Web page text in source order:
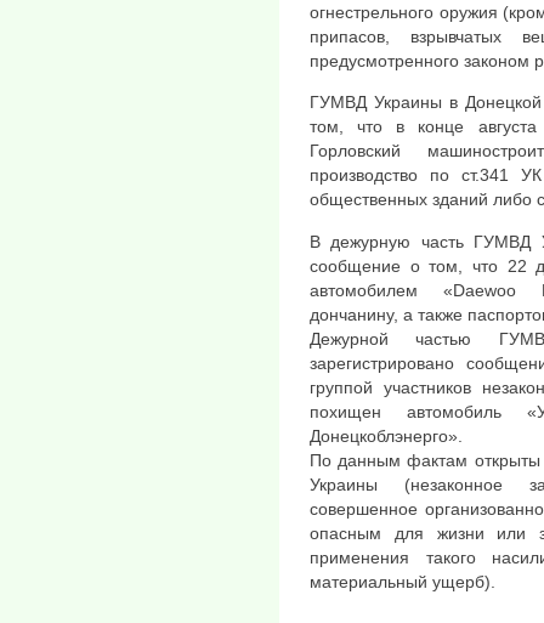
огнестрельного оружия
припасов, взрывчатых
предусмотренного законом
ГУМВД Украины в Донецкой
том, что в конце августа
Горловский
производство по ст.341
общественных зданий либо
В дежурную часть ГУМВД
сообщение о том, что 22
автомобилем «Daewoo
дончанину, а также
Дежурной частью
зарегистрировано
группой участников
похищен автомобиль
Донецкоблэнерго».
По данным фактам открыты
Украины (незаконное
совершенное
опасным для жизни или
применения такого
материальный ущерб).